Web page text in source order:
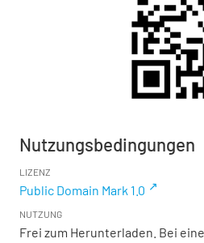
Nutzungsbedingungen
LIZENZ
Public Domain Mark 1.0
NUTZUNG
Frei zum Herunterladen. Bei